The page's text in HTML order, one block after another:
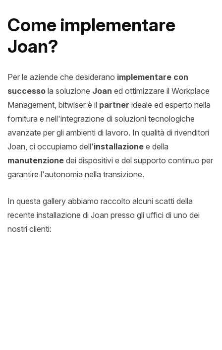
Come implementare
Joan?
Per le aziende che desiderano implementare con
successo la soluzione Joan ed ottimizzare il Workplace
Management, bitwiser è il partner ideale ed esperto nella
fornitura e nell'integrazione di soluzioni tecnologiche
avanzate per gli ambienti di lavoro. In qualità di rivenditori
Joan, ci occupiamo dell'installazione e della
manutenzione dei dispositivi e del supporto continuo per
garantire l'autonomia nella transizione.
In questa gallery abbiamo raccolto alcuni scatti della
recente installazione di Joan presso gli uffici di uno dei
nostri clienti: